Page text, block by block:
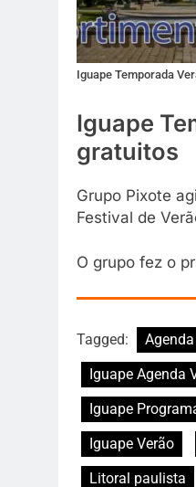
Iguape Temporada
Iguape
gratuitos
Grupo Pixote
Festival de
O grupo fez o
Tagged:
Iguape Agenda
Iguape
Iguape Verão
Litoral paulista